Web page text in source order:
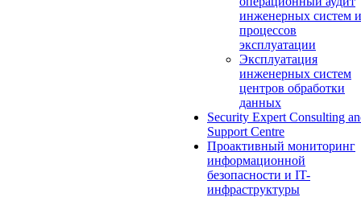
инженерных систем и
процессов
эксплуатации
Эксплуатация
инженерных систем
центров обработки
данных
Security Expert Consulting
Support Centre
Проактивный мониторинг
информационной
безопасности и IT-
инфраструктуры